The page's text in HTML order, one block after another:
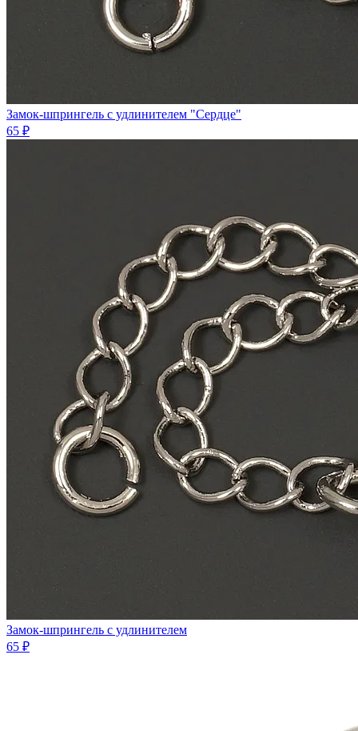
Замок-шпрингель с удлинителем "Сердце"
65 ₽
Замок-шпрингель с удлинителем
65 ₽